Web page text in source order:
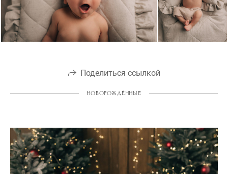
Поделиться ссылкой
НОВОРОЖДЁННЫЕ